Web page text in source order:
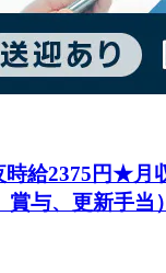
給2375円★
与、更新手